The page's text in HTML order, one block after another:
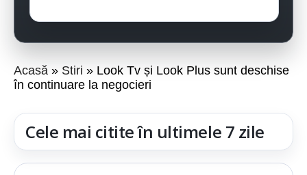
Acasă Stiri
Look Tv și Look Plus sunt deschise
în continuare la negocieri
Cele mai citite în ultimele 7 zile